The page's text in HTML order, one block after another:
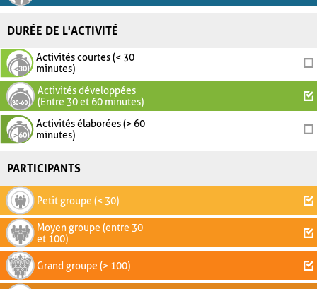
DURÉE DE L'ACTIVITÉ
Activités courtes (< 30
minutes)
Activités développées
(Entre 30 et 60 minutes)
Activités élaborées (> 60
minutes)
PARTICIPANTS
Petit groupe (< 30)
Moyen groupe (entre 30
et 100)
Grand groupe (> 100)